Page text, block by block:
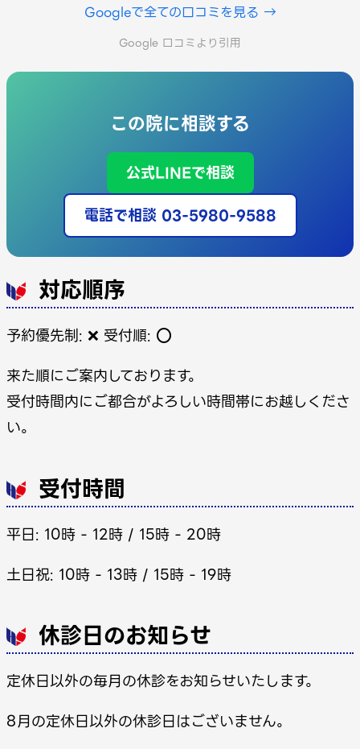
Googleで全ての口コミを見る →
Google 口コミより引用
この院に相談する
公式LINEで相談
電話で相談 03-5980-9588
対応順序
予約優先制: ❌ 受付順: ⭕️
来た順にご案内しております。
受付時間内にご都合がよろしい時間帯にお越しくださ
い。
受付時間
平日: 10時 - 12時 / 15時 - 20時
土日祝: 10時 - 13時 / 15時 - 19時
休診日のお知らせ
定休日以外の毎月の休診をお知らせいたします。
8月の定休日以外の休診日はございません。